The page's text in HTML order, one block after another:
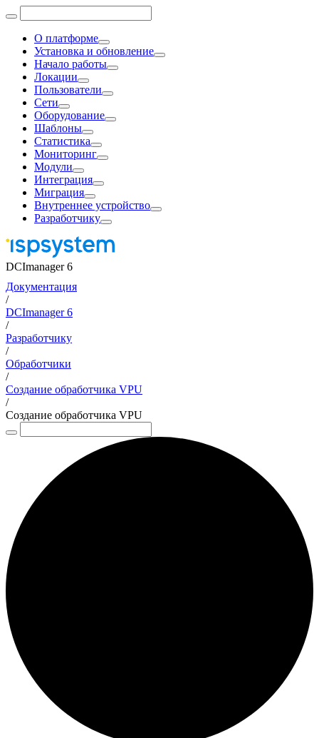
О платформе
Установка и обновление
Начало работы
Локации
Пользователи
Сети
Оборудование
Шаблоны
Статистика
Мониторинг
Модули
Интеграция
Миграция
Внутреннее устройство
Разработчику
DCImanager 6
Документация
/
DCImanager 6
/
Разработчику
/
Обработчики
/
Создание обработчика VPU
/
Создание обработчика VPU